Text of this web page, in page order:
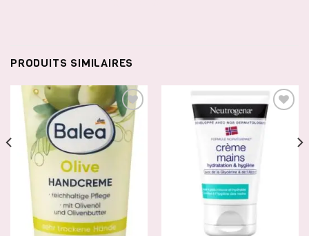
PRODUITS SIMILAIRES
AJOUTER
LISTE DE
SOUHAITS
AJOUTER
LISTE DE
SOUHAITS